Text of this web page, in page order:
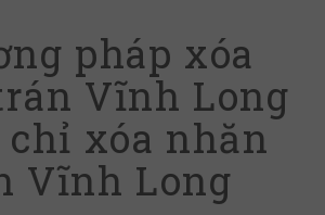
pháp xóa
Vĩnh Long
xóa nhăn
Vĩnh Long